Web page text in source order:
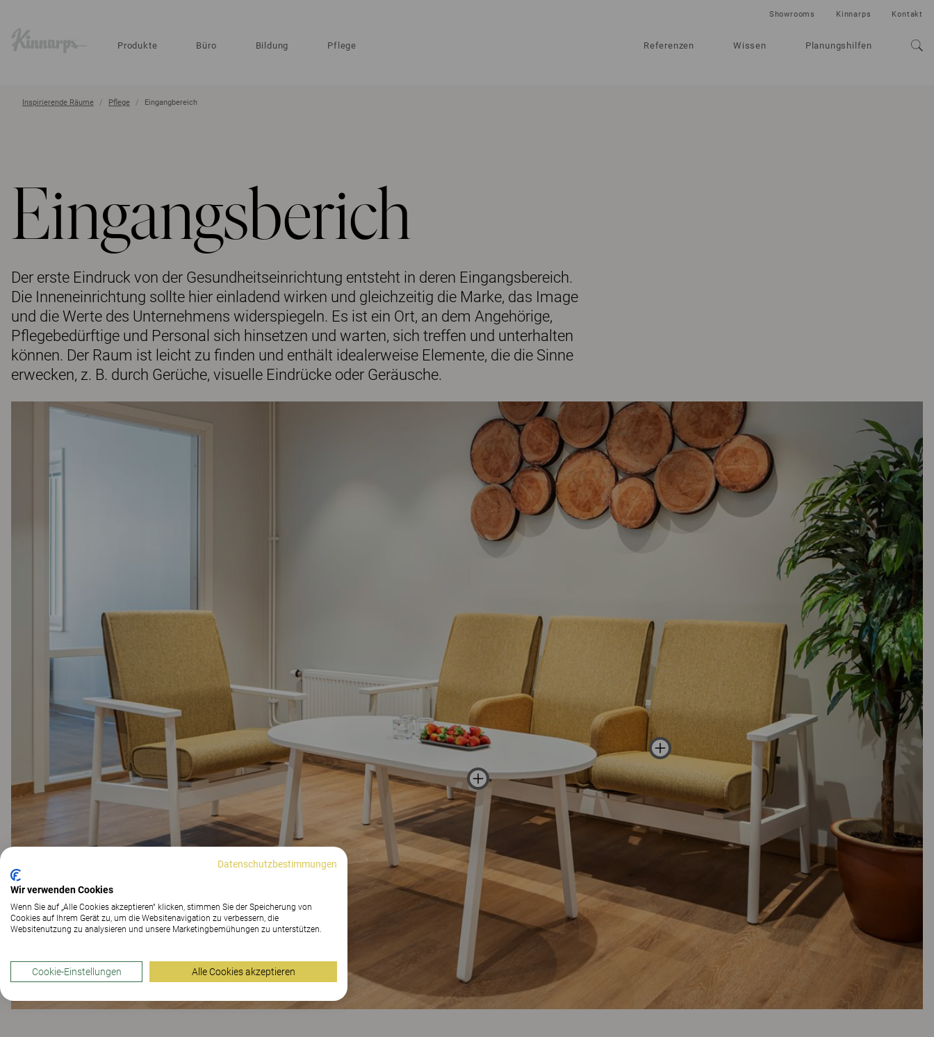
Produkte Büro Bildung Pflege Referenzen Wissen Planungshilfen
Showrooms Kinnarps Kontakt
Inspirierende Räume Pflege Eingangbereich
Eingangsberich
Der erste Eindruck von der Gesundheitseinrichtung entsteht in deren Eingangsbereich.
Die Inneneinrichtung sollte hier einladend wirken und gleichzeitig die Marke, das Image
und die Werte des Unternehmens widerspiegeln. Es ist ein Ort, an dem Angehörige,
Pflegebedürftige und Personal sich hinsetzen und warten, sich treffen und unterhalten
können. Der Raum ist leicht zu finden und enthält idealerweise Elemente, die die Sinne
erwecken, z. B. durch Gerüche, visuelle Eindrücke oder Geräusche.
Datenschutzbestimmungen
Wir verwenden Cookies
Wenn Sie auf „Alle Cookies akzeptieren“ klicken, stimmen Sie der Speicherung von
Cookies auf Ihrem Gerät zu, um die Websitenavigation zu verbessern, die
Websitenutzung zu analysieren und unsere Marketingbemühungen zu unterstützen.
Cookie-Einstellungen Alle Cookies akzeptieren